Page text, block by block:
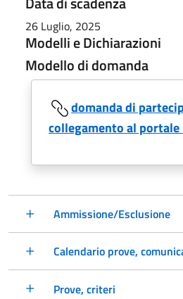
26 Luglio, 2025
Modelli e Dichiarazioni
Modello di domanda
domanda di
collegamento al portale
Ammissione/Esclusione
Calendario prove,
Prove, criteri